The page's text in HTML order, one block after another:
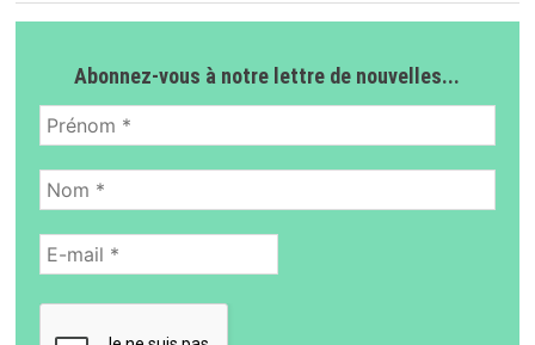
Abonnez-vous à notre lettre de nouvelles...